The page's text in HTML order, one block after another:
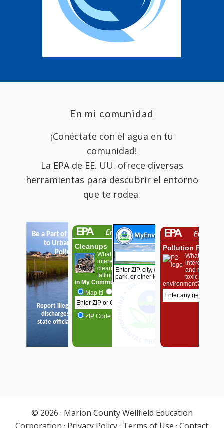
En mi comunidad
¡Conéctate con el agua en tu
comunidad!
La EPA de EE. UU. ofrece diversas
herramientas para descubrir el entorno
que te rodea.
© 2026 · Marion County Wellfield Education